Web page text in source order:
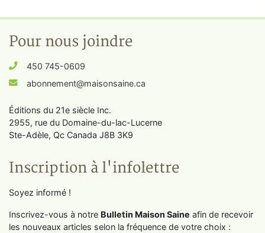
Pour nous joindre
450 745-0609
abonnement@maisonsaine.ca
Éditions du 21e siècle Inc.
2955, rue du Domaine-du-lac-Lucerne
Ste-Adèle, Qc Canada J8B 3K9
Inscription à l'infolettre
Soyez informé !
Inscrivez-vous à notre Bulletin Maison Saine afin de recevoir
les nouveaux articles selon la fréquence de votre choix :